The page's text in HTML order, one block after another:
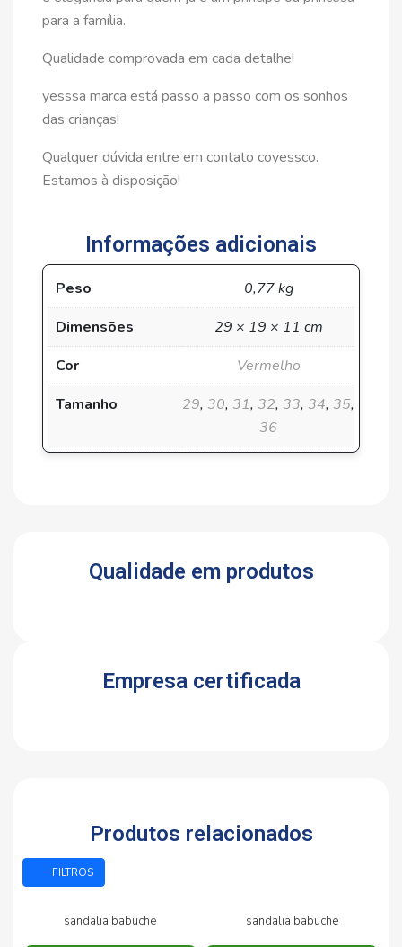
para a família.
Qualidade comprovada em cada detalhe!
yesssa marca está passo a passo com os sonhos
das crianças!
Qualquer dúvida entre em contato coyessco.
Estamos à disposição!
Informações adicionais
Peso
0,77 kg
Dimensões
29 × 19 × 11 cm
Cor
Vermelho
Tamanho
29, 30, 31, 32, 33, 34, 35,
36
Qualidade em produtos
Empresa certificada
Produtos relacionados
FILTROS
sandalia babuche sandalia babuche